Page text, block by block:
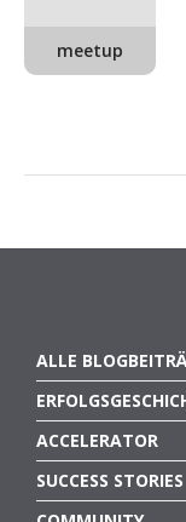
meetup
ALLE
ACCELERATOR
SUCCESS STORIES